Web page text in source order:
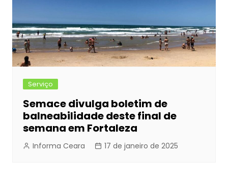
Serviço
Semace divulga boletim de
balneabilidade deste final de
semana em Fortaleza
Informa Ceara 17 de janeiro de 2025